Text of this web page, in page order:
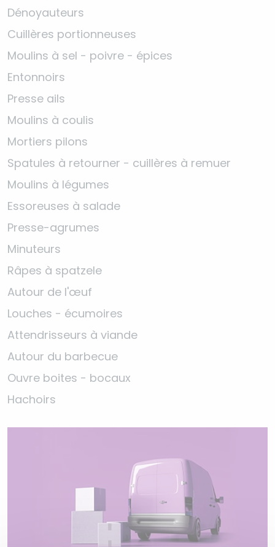
Dénoyauteurs
Cuillères portionneuses
Moulins à sel - poivre - épices
Entonnoirs
Presse ails
Moulins à coulis
Mortiers pilons
Spatules à retourner - cuillères à remuer
Moulins à légumes
Essoreuses à salade
Presse-agrumes
Minuteurs
Râpes à spatzele
Autour de l'œuf
Louches - écumoires
Attendrisseurs à viande
Autour du barbecue
Ouvre boites - bocaux
Hachoirs